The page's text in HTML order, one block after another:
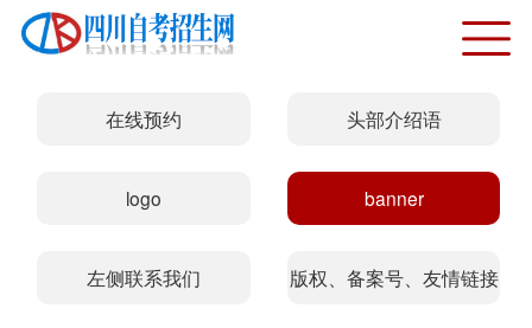
在线预约 头部介绍语
logo banner
左侧联系我们 版权、备案号、友情链接